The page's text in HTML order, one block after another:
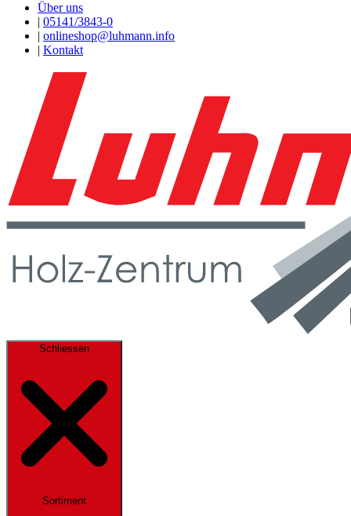
Über uns
| 05141/3843-0
| onlineshop@luhmann.info
| Kontakt
Schliessen
Sortiment